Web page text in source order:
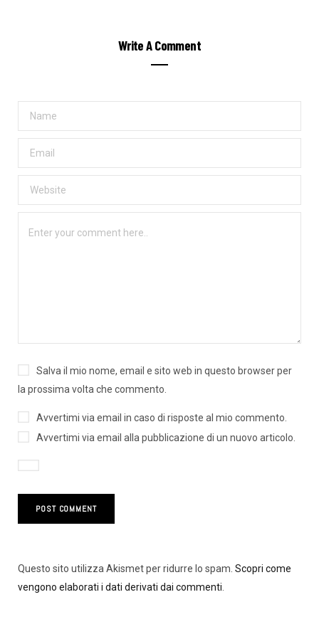
Write A Comment
Salva il mio nome, email e sito web in questo browser per
la prossima volta che commento.
Avvertimi via email in caso di risposte al mio commento.
Avvertimi via email alla pubblicazione di un nuovo articolo.
Questo sito utilizza Akismet per ridurre lo spam. Scopri come
vengono elaborati i dati derivati dai commenti